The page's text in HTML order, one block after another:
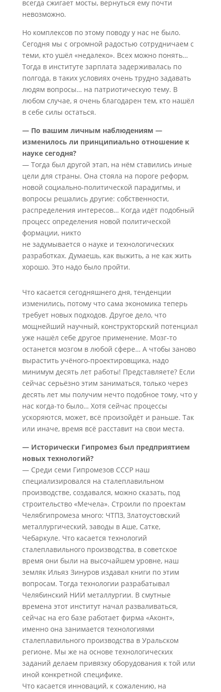
всегда сжигает мосты, вернуться ему почти
невозможно.
Но комплексов по этому поводу у нас не было.
Сегодня мы с огромной радостью сотрудничаем с
теми, кто ушёл «недалеко». Всех можно понять…
Тогда в институте зарплата задерживалась по
полгода, в таких условиях очень трудно задавать
людям вопросы… на патриотическую тему. В
любом случае, я очень благодарен тем, кто нашёл
в себе силы остаться.
— По вашим личным наблюдениям —
изменилось ли принципиально отношение к
науке сегодня?
— Тогда был другой этап, на нём ставились иные
цели для страны. Она стояла на пороге реформ,
новой социально-политической парадигмы, и
вопросы решались другие: собственности,
распределения интересов… Когда идёт подобный
процесс определения новой политической
формации, никто
не задумывается о науке и технологических
разработках. Думаешь, как выжить, а не как жить
хорошо. Это надо было пройти.
Что касается сегодняшнего дня, тенденции
изменились, потому что сама экономика теперь
требует новых подходов. Другое дело, что
мощнейший научный, конструкторский потенциал
уже нашёл себе другое применение. Мозг-то
останется мозгом в любой сфере… А чтобы заново
вырастить учёного-проектировщика, надо
минимум десять лет работы! Представляете? Если
сейчас серьёзно этим заниматься, только через
десять лет мы получим нечто подобное тому, что у
нас когда-то было… Хотя сейчас процессы
ускоряются, может, всё произойдёт и раньше. Так
или иначе, время всё расставит на свои места.
— Исторически Гипромез был предприятием
новых технологий?
— Среди семи Гипромезов СССР наш
специализировался на сталеплавильном
производстве, создавался, можно сказать, под
строительство «Мечела». Строили по проектам
Челябгипромеза много: ЧТПЗ, Златоустовский
металлургический, заводы в Аше, Сатке,
Чебаркуле. Что касается технологий
сталеплавильного производства, в советское
время они были на высочайшем уровне, наш
земляк Ильяз Зинуров издавал книги по этим
вопросам. Тогда технологии разрабатывал
Челябинский НИИ металлургии. В смутные
времена этот институт начал разваливаться,
сейчас на его базе работает фирма «Аконт»,
именно она занимается технологиями
сталеплавильного производства в Уральском
регионе. Мы же на основе технологических
заданий делаем привязку оборудования к той или
иной конкретной специфике.
Что касается инноваций, к сожалению, на